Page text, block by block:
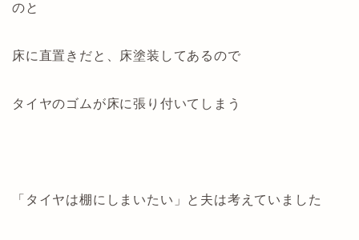
のと
床に直置きだと、床塗装してあるので
タイヤのゴムが床に張り付いてしまう
「タイヤは棚にしまいたい」と夫は考えていました